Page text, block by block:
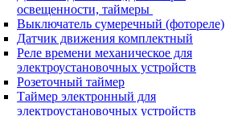
освещенности, таймеры
Выключатель сумеречный (фотореле)
Датчик движения комплектный
Реле времени механическое для
электроустановочных устройств
Розеточный таймер
Таймер электронный для
электроустановочных устройств